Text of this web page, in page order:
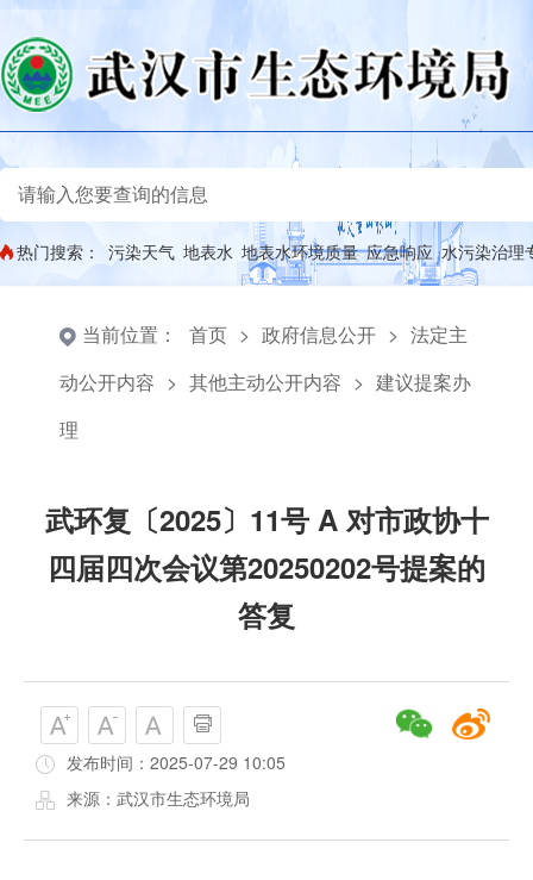
热门搜索： 污染天气 地表水 地表水环境质量 应急响应 水污染治理
当前位置： 首页 > 政府信息公开 > 法定主
动公开内容 > 其他主动公开内容 > 建议提案办
理
武环复〔2025〕11号 A 对市政协十
四届四次会议第20250202号提案的
答复
发布时间：2025-07-29 10:05
来源：武汉市生态环境局